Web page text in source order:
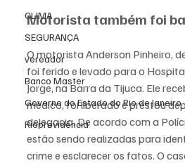
CLIMA
SEGURANÇA
vereador
Banco Master
Governo do Estado do Rio de Janeiro
Rioprevidência
Motorista também foi
O motorista Anderson Pinheiro,
foi ferido e levado para o
Jorge, na Barra da Tijuca. Ele
médico, foi liberado e prestou
delegacia. De acordo com a
estão sendo realizadas para
crime e esclarecer os fatos. O